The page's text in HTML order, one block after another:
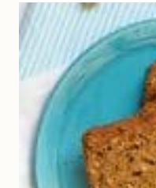
&
TOMATES
AU
THYM